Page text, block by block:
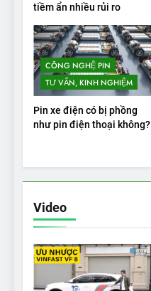
tiềm ẩn nhiều rủi ro
CÔNG NGHỆ PIN
TƯ VẤN, KINH NGHIỆM
Pin xe điện có bị phồng
như pin điện thoại không?
Video